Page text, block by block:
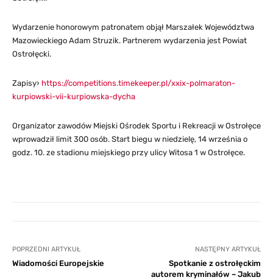
Wydarzenie honorowym patronatem objął Marszałek Województwa
Mazowieckiego Adam Struzik. Partnerem wydarzenia jest Powiat
Ostrołęcki.
Zapisy› https://competitions.timekeeper.pl/xxix-polmaraton-
kurpiowski-vii-kurpiowska-dycha
Organizator zawodów Miejski Ośrodek Sportu i Rekreacji w Ostrołęce
wprowadził limit 300 osób. Start biegu w niedzielę, 14 września o
godz. 10. ze stadionu miejskiego przy ulicy Witosa 1 w Ostrołęce.
POPRZEDNI ARTYKUŁ
Wiadomości Europejskie
NASTĘPNY ARTYKUŁ
Spotkanie z ostrołęckim
autorem kryminałów – Jakub